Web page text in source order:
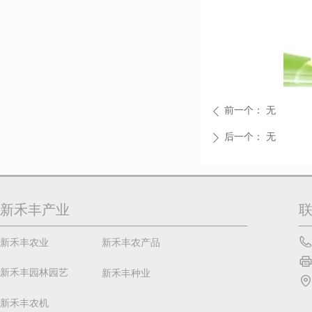
ꄴ 前一个： 无
ꄲ 后一个： 无
新禾丰产业
新禾丰农业
新禾丰园林园艺
新禾丰农机
新禾丰农产品
新禾丰种业